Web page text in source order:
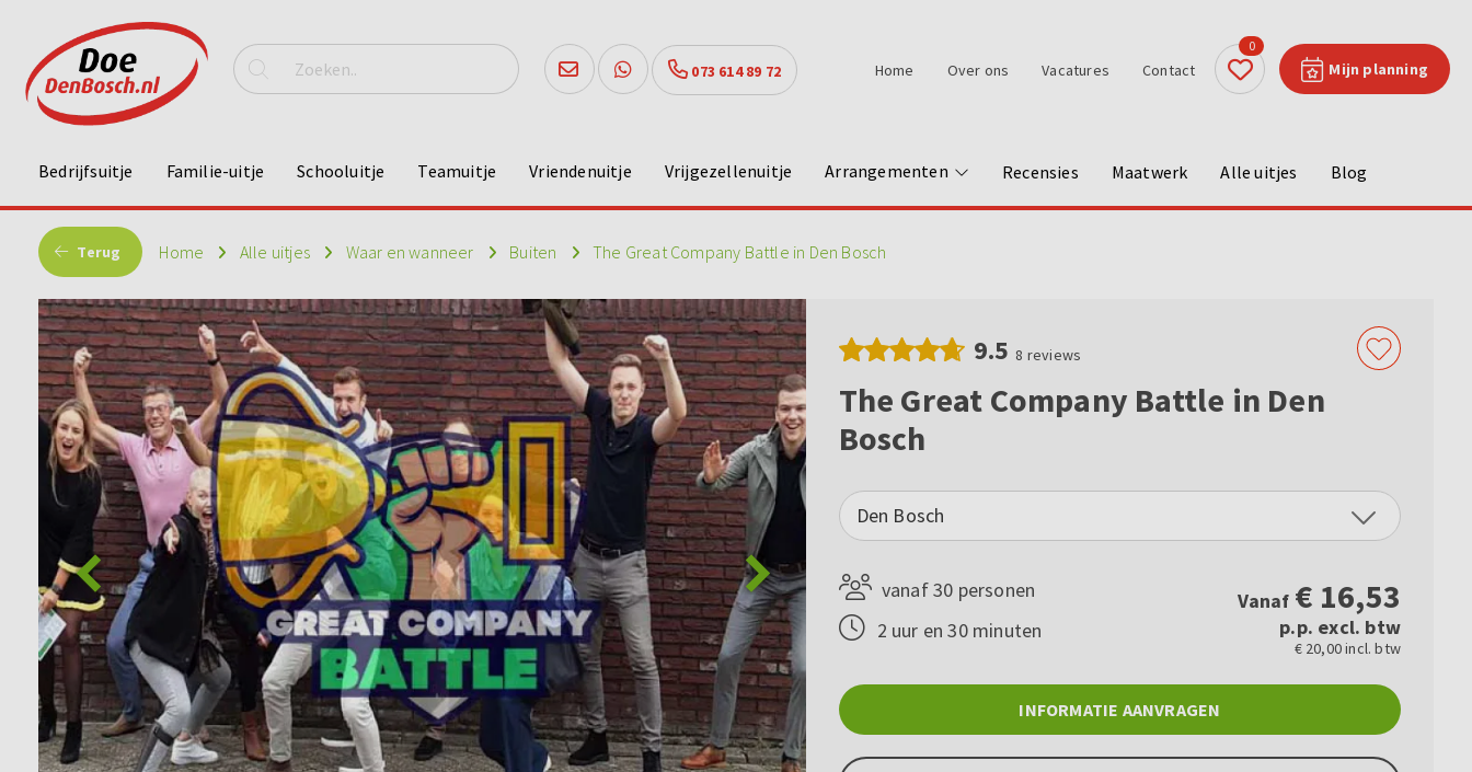
073 614 89 72 Mijn planning
0
Home Over ons Vacatures Contact
Bedrijfsuitje Familie-uitje Schooluitje Teamuitje Vriendenuitje Vrijgezellenuitje Arrangementen Recensies Maatwerk Alle uitjes Blog
Terug Home Alle uitjes Waar en wanneer Buiten The Great Company Battle in Den Bosch
9.5 8 reviews
The Great Company Battle in Den
Bosch
Den Bosch
vanaf 30 personen
2 uur en 30 minuten
Vanaf € 16,53
p.p. excl. btw
€ 20,00 incl. btw
INFORMATIE AANVRAGEN